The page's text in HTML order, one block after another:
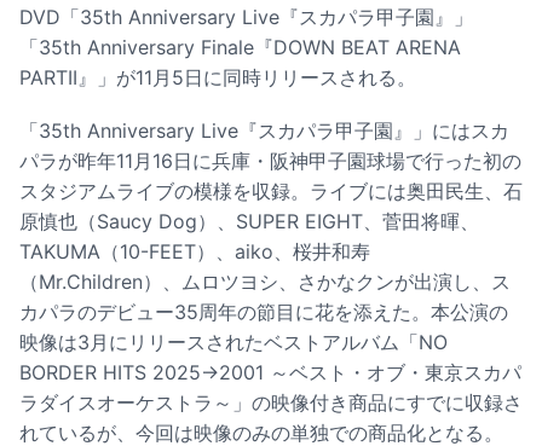
DVD「35th Anniversary Live『スカパラ甲子園』」
「35th Anniversary Finale『DOWN BEAT ARENA
PARTII』」が11月5日に同時リリースされる。
「35th Anniversary Live『スカパラ甲子園』」にはスカ
パラが昨年11月16日に兵庫・阪神甲子園球場で行った初の
スタジアムライブの模様を収録。ライブには奥田民生、石
原慎也（Saucy Dog）、SUPER EIGHT、菅田将暉、
TAKUMA（10-FEET）、aiko、桜井和寿
（Mr.Children）、ムロツヨシ、さかなクンが出演し、ス
カパラのデビュー35周年の節目に花を添えた。本公演の
映像は3月にリリースされたベストアルバム「NO
BORDER HITS 2025→2001 ～ベスト・オブ・東京スカパ
ラダイスオーケストラ～」の映像付き商品にすでに収録さ
れているが、今回は映像のみの単独での商品化となる。